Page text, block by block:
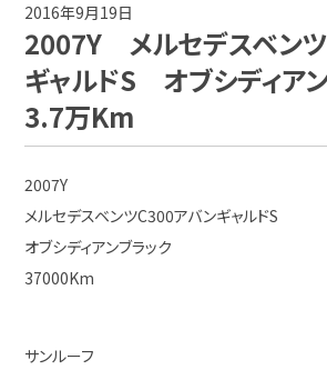
店舗紹介
シリアルナンバーの解説
2016年9月19日
2007Y メルセデスベン
ギャルドS オブシディア
3.7万Km
2007Y
メルセデスベンツC300アバンギャルドS
オブシディアンブラック
37000Km
サンルーフ